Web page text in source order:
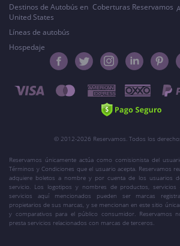
Destinos de Autobús en
United States
Líneas de autobús
Hospedaje
Coberturas Reservamos
© 2012-2026 Reservamos. Todos los
Reservamos únicamente actúa como comisionista del
Términos y Condiciones que el usuario acepta. Reservamos
adquiere boletos a nombre y por cuenta de los usuarios
servicio. Los logotipos y nombres de productos,
servicios aquí mencionados pueden ser marcas
propietarios de sus marcas, y se mencionan en este sitio
y comparativos para el público consumidor. Reservamos
presta servicios relacionados con marcas de terceros.